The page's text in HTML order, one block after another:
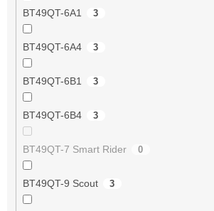
BT49QT-6A1 3
BT49QT-6A4 3
BT49QT-6B1 3
BT49QT-6B4 3
BT49QT-7 Smart Rider 0
BT49QT-9 Scout 3